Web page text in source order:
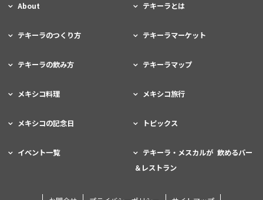
About テキーラとは
テキーラのつくり方 テキーラマーケット
テキーラの飲み方 テキーラマップ
メキシコ料理 メキシコ旅行
メキシコの記念日 トピックス
イベント一覧
テキーラ・メスカルが 飲めるバー
＆レストラン